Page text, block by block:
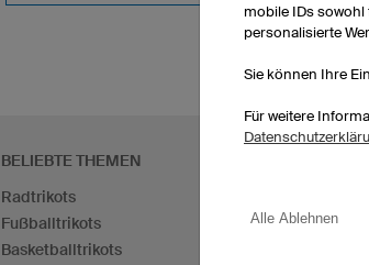
BELIEBTE THEMEN
Radtrikots
Fußballtrikots
Basketballtrikots
mobile IDs
personalisierte
Sie können Ihre
Für weitere
Alle Ablehnen